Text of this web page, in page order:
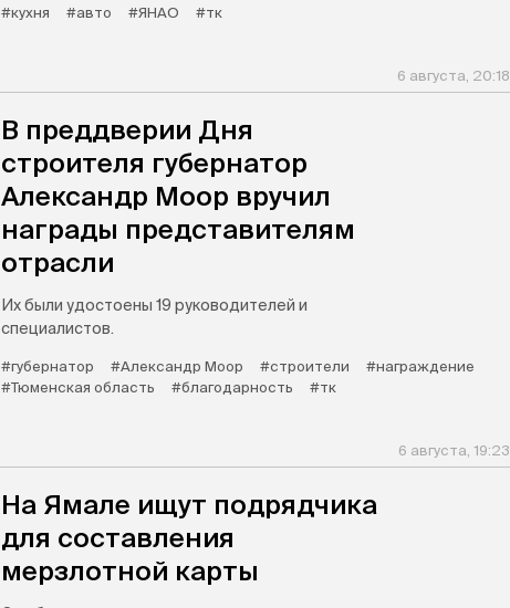
#кухня
#авто #ЯНАО #тк
6 августа, 20:18
В преддверии Дня
строителя губернатор
Александр Моор вручил
награды представителям
отрасли
Их были удостоены 19 руководителей и
специалистов.
#губернатор #Александр Моор #строители
#награждение
#Тюменская область
#благодарность #тк
6 августа, 19:23
На Ямале ищут подрядчика
для составления
мерзлотной карты